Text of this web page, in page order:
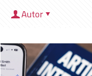
Autor